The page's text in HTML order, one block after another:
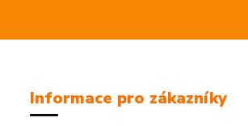
Informace pro zákazníky